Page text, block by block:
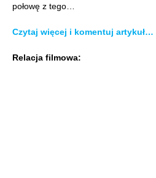
połowę z tego…
Czytaj więcej i komentuj artykuł…
Relacja filmowa: